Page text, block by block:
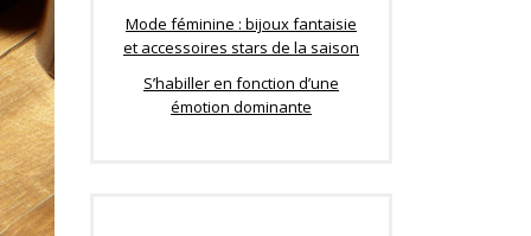
Mode féminine : bijoux fantaisie
et accessoires stars de la saison
S’habiller en fonction d’une
émotion dominante